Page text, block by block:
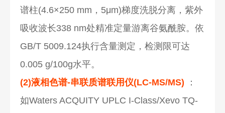
谱柱(4.6×250 mm，5μm)梯度洗脱分离，紫外
吸收波长338 nm处精准定量游离谷氨酰胺。依
GB/T 5009.124执行含量测定，检测限可达
0.005 g/100g水平。
(2)液相色谱-串联质谱联用仪(LC-MS/MS) ：
如Waters ACQUITY UPLC I-Class/Xevo TQ-